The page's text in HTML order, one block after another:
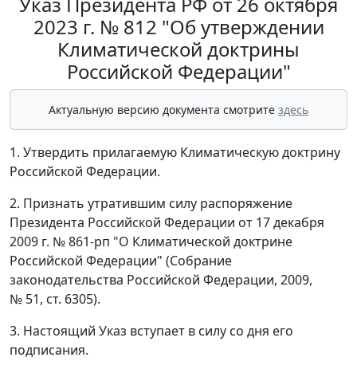
2023 г. № 812 "Об утверждении
Климатической доктрины
Российской Федерации"
Актуальную версию документа смотрите здесь
1. Утвердить прилагаемую Климатическую доктрину
Российской Федерации.
2. Признать утратившим силу распоряжение
Президента Российской Федерации от 17 декабря
2009 г. № 861-рп "О Климатической доктрине
Российской Федерации" (Собрание
законодательства Российской Федерации, 2009,
№ 51, ст. 6305).
3. Настоящий Указ вступает в силу со дня его
подписания.